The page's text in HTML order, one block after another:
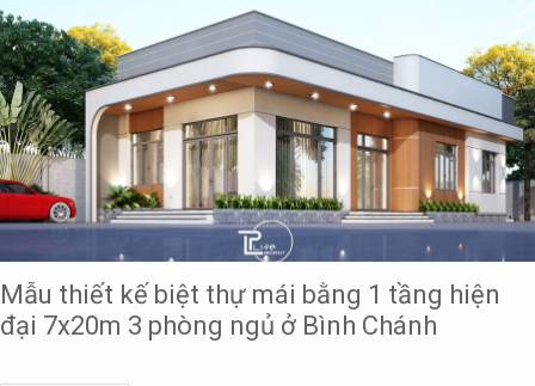
Mẫu thiết kế biệt thự mái bằng 1 tầng hiện
đại 7x20m 3 phòng ngủ ở Bình Chánh